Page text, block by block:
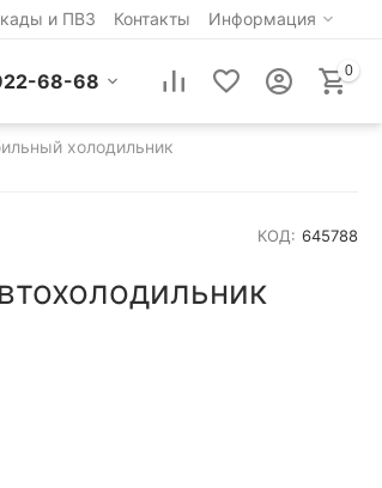
и ПВЗ Контакты Информация
68-68 0
холодильник
КОД: 645788